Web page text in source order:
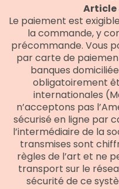
Article
Le paiement est
la commande, y
précommande. Vous
par carte de
banques
obligatoirement
internationales
n’acceptons pas
sécurisé en ligne par
l’intermédiaire de la
transmises sont
règles de l’art et ne
transport sur le
sécurité de ce